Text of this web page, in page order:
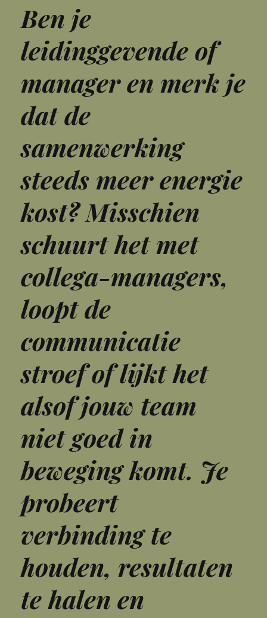
Ben je
leidinggevende of
manager en merk je
dat de
samenwerking
steeds meer energie
kost? Misschien
schuurt het met
collega-managers,
loopt de
communicatie
stroef of lijkt het
alsof jouw team
niet goed in
beweging komt. Je
probeert
verbinding te
houden, resultaten
te halen en